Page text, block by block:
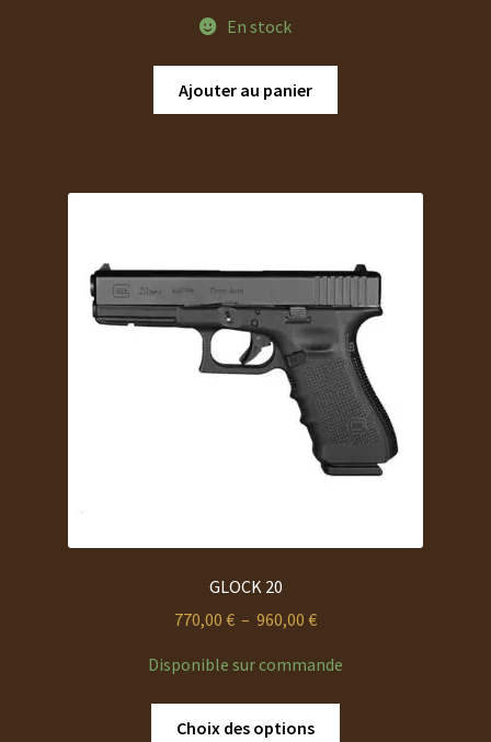
En stock
Ajouter au panier
GLOCK 20
770,00 € – 960,00 €Plage
prix :
770,00 €
Disponible sur commande
Choix des options